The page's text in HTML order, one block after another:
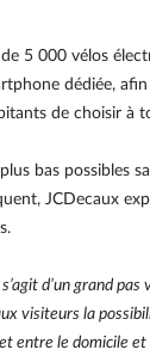
5 000 vélos
dédiée,
de choisir à
bas possibles
JCDecaux
s’agit d’un grand
visiteurs la
entre le domicile